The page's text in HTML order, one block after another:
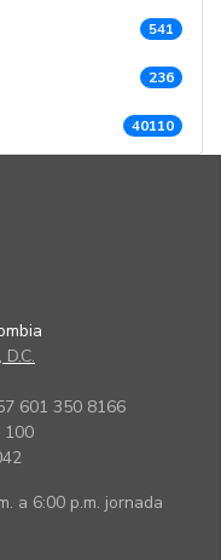
541
236
40110
601 350 8166
100
a 6:00 p.m. jornada